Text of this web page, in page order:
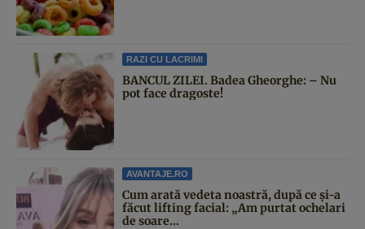
RAZI CU LACRIMI
BANCUL ZILEI. Badea Gheorghe: – Nu
pot face dragoste!
AVANTAJE.RO
Cum arată vedeta noastră, după ce și-a
făcut lifting facial: „Am purtat ochelari
de soare...